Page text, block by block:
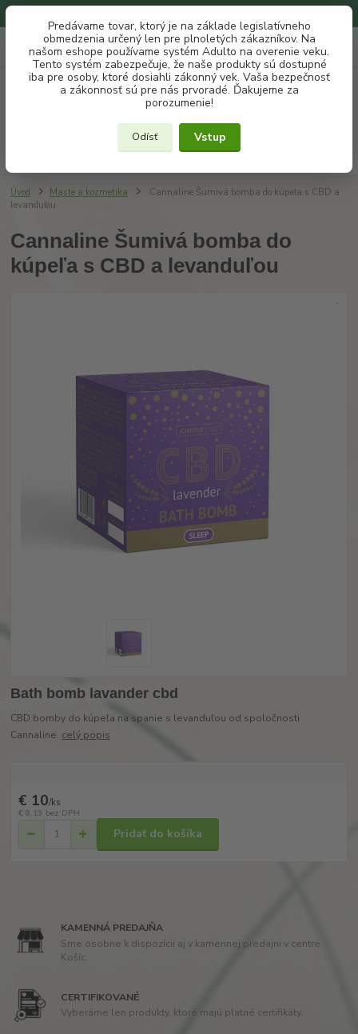
Predávame tovar, ktorý je na základe legislatívneho
obmedzenia určený len pre plnoletých zákazníkov. Na
našom eshope používame systém Adulto na overenie veku.
Tento systém zabezpečuje, že naše produkty sú dostupné
iba pre osoby, ktoré dosiahli zákonný vek. Vaša bezpečnosť
a zákonnosť sú pre nás prvoradé. Ďakujeme za
porozumenie!
Odísť Vstup
EUR
+421 907 302 607
(Po-Pia, 10 -18 hod.)
za€ 0
Úvod Maste a kozmetika
Cannaline Šumivá bomba do kúpeľa s CBD a
levanduľou
Cannaline Šumivá bomba do
kúpeľa s CBD a levanduľou
Bath bomb lavander cbd
CBD bomby do kúpeľa na spanie s levanduľou od spoločnosti
Cannaline. celý popis
€ 10/ks
€ 8,13 bez DPH
Pridať do košíka
KAMENNÁ PREDAJŇA
Sme osobne k dispozícii aj v kamennej predajni v centre
Košíc.
CERTIFIKOVANÉ
Vyberáme len produkty, ktoré majú platné certifikáty.